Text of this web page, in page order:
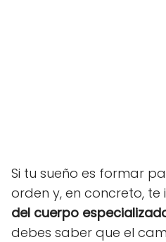
Si tu sueño es formar
orden y, en concreto, te
del cuerpo
debes saber que el